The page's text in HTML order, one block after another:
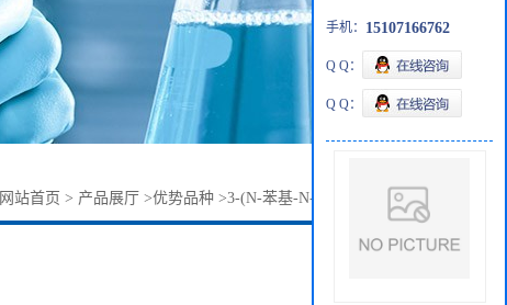
网站首页 > 产品展厅 >优势品种 >3-(N-苯基-N-甲基)氨基丙烯醛
手机： 15107166762
Q Q：
Q Q：